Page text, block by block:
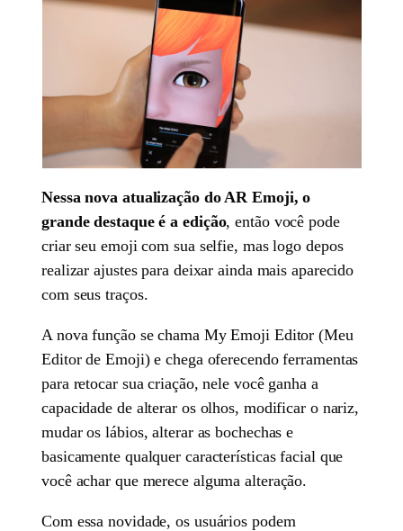
Nessa nova atualização do AR Emoji, o
grande destaque é a edição, então você pode
criar seu emoji com sua selfie, mas logo depos
realizar ajustes para deixar ainda mais aparecido
com seus traços.
A nova função se chama My Emoji Editor (Meu
Editor de Emoji) e chega oferecendo ferramentas
para retocar sua criação, nele você ganha a
capacidade de alterar os olhos, modificar o nariz,
mudar os lábios, alterar as bochechas e
basicamente qualquer características facial que
você achar que merece alguma alteração.
Com essa novidade, os usuários podem